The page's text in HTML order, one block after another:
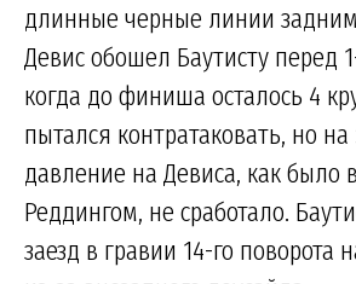
длинные черные линии
Девис обошел Баутисту перед
когда до финиша осталось 4
пытался контратаковать, но на
давление на Девиса, как было
Реддингом, не сработало.
заезд в гравии 14-го поворота